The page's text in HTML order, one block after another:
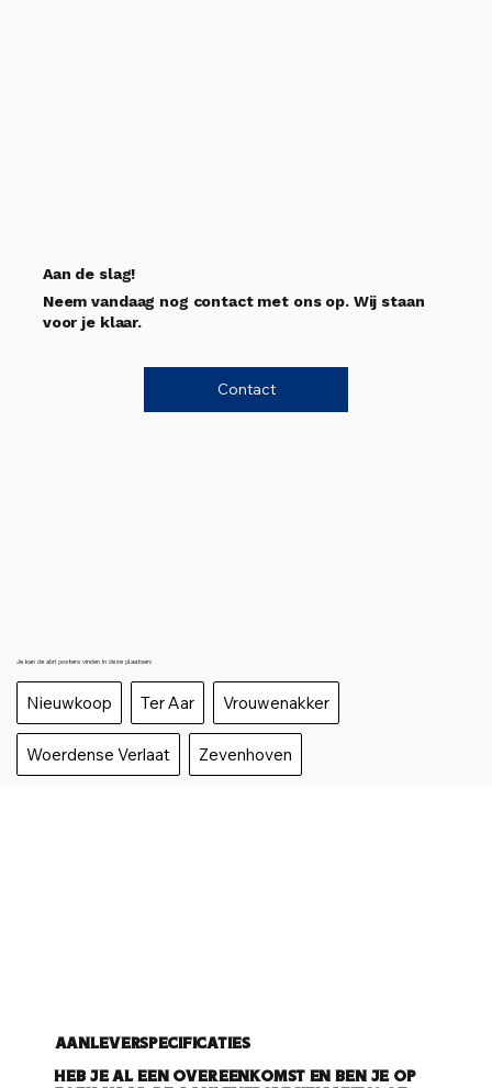
Je kan de abri posters vinden in deze plaatsen:
Nieuwkoop Ter Aar Vrouwenakker
Woerdense Verlaat Zevenhoven
Aan de slag!
Neem vandaag nog contact met ons op. Wij staan
voor je klaar.
Contact
Aanleverspecificaties
Heb je al een overeenkomst en ben je op